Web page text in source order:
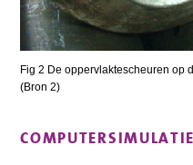
Fig 2 De oppervlaktescheuren op
(Bron 2)